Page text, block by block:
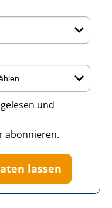
gelesen und
abonnieren.
lassen